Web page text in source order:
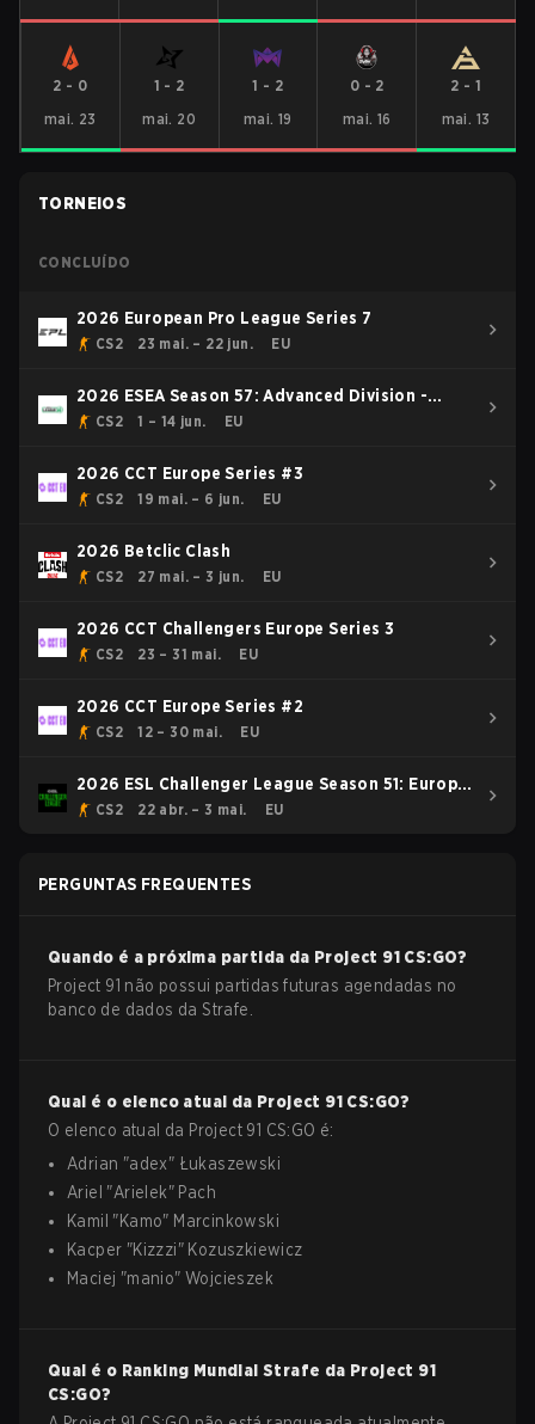
2 - 0
mai. 23
1 - 2
mai. 20
1 - 2
mai. 19
0 - 2
mai. 16
2 - 1
mai. 13
TORNEIOS
CONCLUÍDO
2026 European Pro League Series 7
CS2 23 mai. – 22 jun. EU
2026 ESEA Season 57: Advanced Division -
Europe
CS2 1 – 14 jun. EU
2026 CCT Europe Series #3
CS2 19 mai. – 6 jun. EU
2026 Betclic Clash
CS2 27 mai. – 3 jun. EU
2026 CCT Challengers Europe Series 3
CS2 23 – 31 mai. EU
2026 CCT Europe Series #2
CS2 12 – 30 mai. EU
2026 ESL Challenger League Season 51: Europe
- Cup #4
CS2 22 abr. – 3 mai. EU
PERGUNTAS FREQUENTES
Quando é a próxima partida da Project 91 CS:GO?
Project 91 não possui partidas futuras agendadas no
banco de dados da Strafe.
Qual é o elenco atual da Project 91 CS:GO?
O elenco atual da Project 91 CS:GO é:
Adrian "adex" Łukaszewski
Ariel "Arielek" Pach
Kamil "Kamo" Marcinkowski
Kacper "Kizzzi" Kozuszkiewicz
Maciej "manio"Wojcieszek
Qual é o Ranking Mundial Strafe da Project 91
CS:GO?